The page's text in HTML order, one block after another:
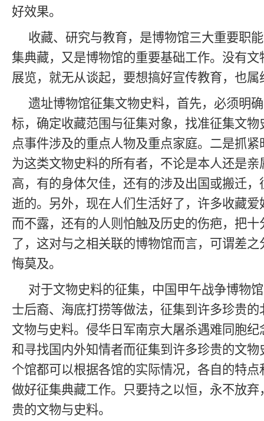
好效果。
收藏、研究与教育，是博物馆三大重要职
集典藏，又是博物馆的重要基础工作。没有
展览，就无从谈起，要想搞好宣传教育，也属
遗址博物馆征集文物史料，首先，必须明
标，确定收藏范围与征集对象，找准征集文
点事件涉及的重点人物及重点家庭。二是抓
为这类文物史料的所有者，不论是本人还是
高，有的身体欠佳，还有的涉及出国或搬迁
逝的。另外，现在人们生活好了，许多收藏
而不露，还有的人则怕触及历史的伤疤，把
了，这对与之相关联的博物馆而言，可谓差
悔莫及。
对于文物史料的征集，中国甲午战争博物
士后裔、海底打捞等做法，征集到许多珍贵
文物与史料。侵华日军南京大屠杀遇难同胞
和寻找国内外知情者而征集到许多珍贵的文
个馆都可以根据各馆的实际情况，各自的特
做好征集典藏工作。只要持之以恒，永不放
贵的文物与史料。